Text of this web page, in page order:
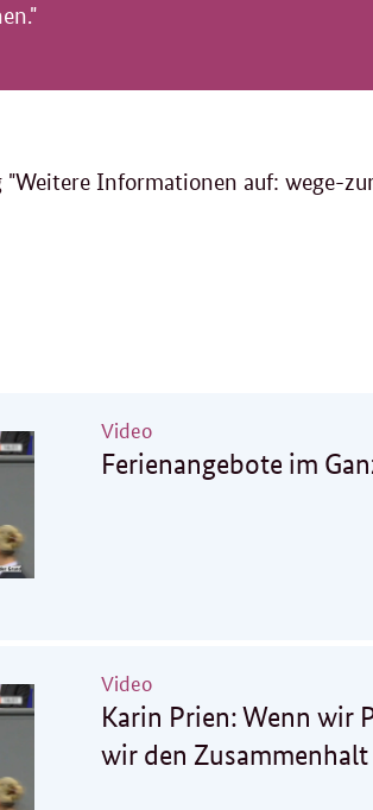
Informationen auf: wege-
Video
Ferienangebote im
Video
Karin Prien: Wenn wir
wir den